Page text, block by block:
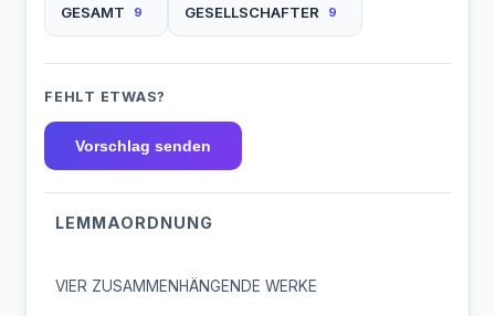
GESAMT 9 GESELLSCHAFTER 9
FEHLT ETWAS?
Vorschlag senden
LEMMAORDNUNG
VIER ZUSAMMENHÄNGENDE WERKE